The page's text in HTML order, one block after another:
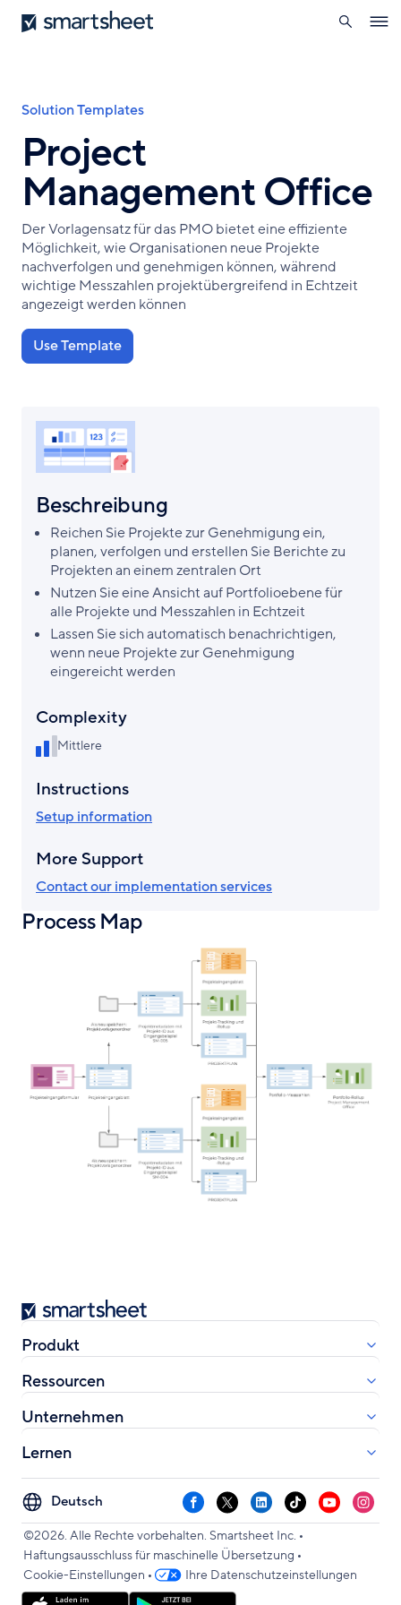
Direkt
zum
Smartsheet
öffnen
Pfadnavigation
Solution Templates
Project
Management Office
Der Vorlagensatz für das PMO bietet eine effiziente
Möglichkeit, wie Organisationen neue Projekte
nachverfolgen und genehmigen können, während
wichtige Messzahlen projektübergreifend in Echtzeit
angezeigt werden können
Use Template
Beschreibung
Reichen Sie Projekte zur Genehmigung ein,
planen, verfolgen und erstellen Sie Berichte zu
Projekten an einem zentralen Ort
Nutzen Sie eine Ansicht auf Portfolioebene für
alle Projekte und Messzahlen in Echtzeit
Lassen Sie sich automatisch benachrichtigen,
wenn neue Projekte zur Genehmigung
eingereicht werden
Complexity
Mittlere
Instructions
Setup information
More Support
Contact our implementation services
Process Map
Smartsheet
Produkt
Ressourcen
Unternehmen
Lernen
Select
your
language
Facebook
X LinkedInTikTokYouTube
©2026. Alle Rechte vorbehalten. Smartsheet Inc. •
Haftungsausschluss für maschinelle Übersetzung •
Cookie-Einstellungen • Ihre Datenschutzeinstellungen